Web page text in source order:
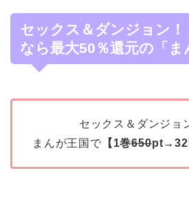
セックス＆ダンジョン！
なら最大50％還元の「ま
セックス＆ダンジョ
まんが王国で 【1巻650